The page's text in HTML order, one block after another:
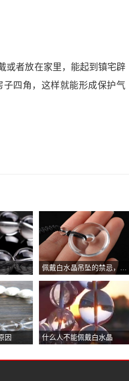
或者放在家里，能起到镇宅辟
四角，这样就能形成保护气
因 什么人不能佩戴白水晶